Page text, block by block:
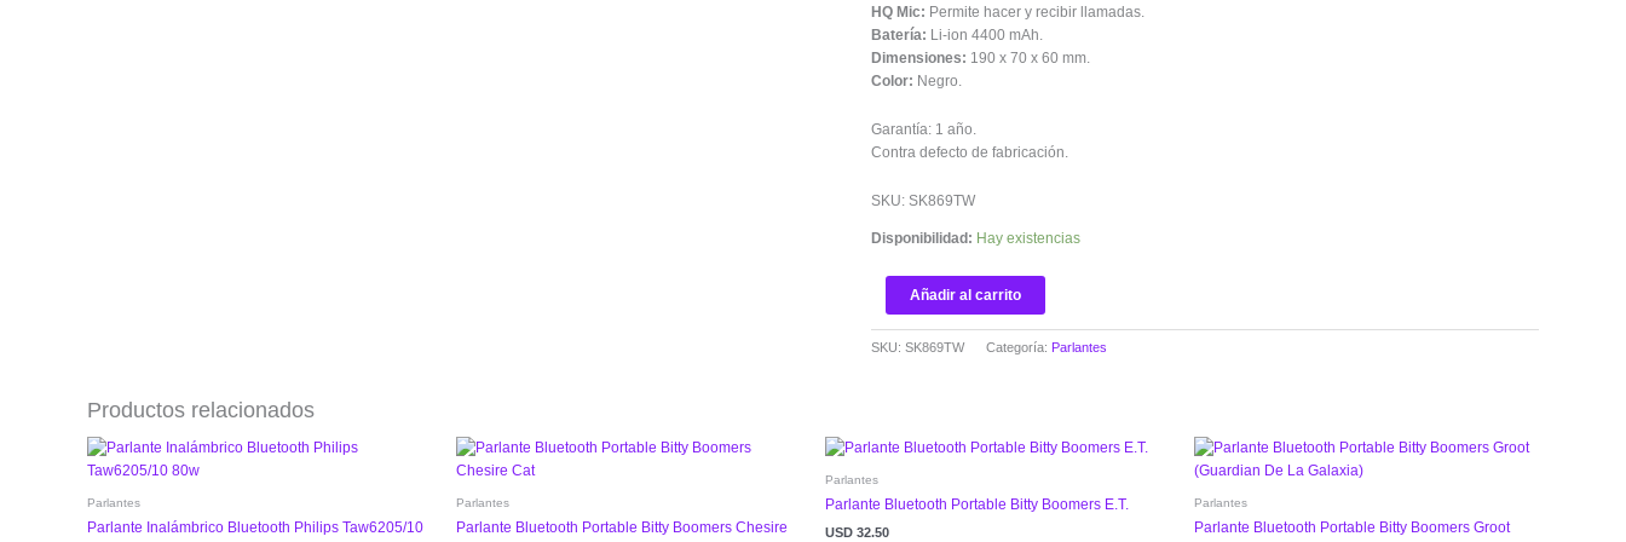
HQ Mic: Permite hacer y recibir llamadas.
Batería: Li-ion 4400 mAh.
Dimensiones: 190 x 70 x 60 mm.
Color: Negro.
Garantía: 1 año.
Contra defecto de fabricación.
SKU: SK869TW
Disponibilidad: Hay existencias
Añadir al carrito
SKU: SK869TW Categoría: Parlantes
Productos relacionados
Parlantes
Parlante Inalámbrico Bluetooth Philips Taw6205/10
Parlantes
Parlante Bluetooth Portable Bitty Boomers Chesire
Parlantes
Parlante Bluetooth Portable Bitty Boomers E.T.
USD 32.50
Parlantes
Parlante Bluetooth Portable Bitty Boomers Groot